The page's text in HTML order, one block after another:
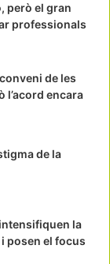
però el gran
professionals
de les
l’acord encara
de la
la
posen el focus